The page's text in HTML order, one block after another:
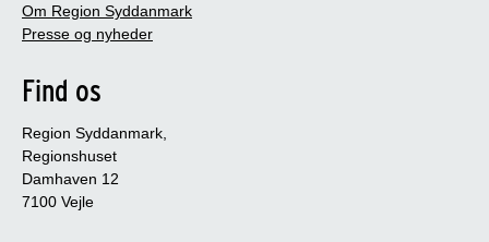
Om Region Syddanmark
Presse og nyheder
Find os
Region Syddanmark,
Regionshuset
Damhaven 12
7100 Vejle